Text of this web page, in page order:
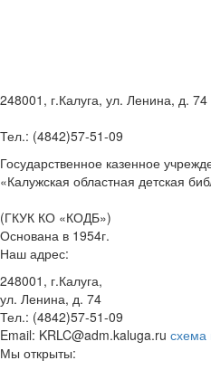
248001, г.Калуга, ул. Ленина, д. 74
Тел.: (4842)57-51-09
Государственное казенное
«Калужская областная детская
(ГКУК КО «КОДБ»)
Основана в 1954г.
Наш адрес:
248001, г.Калуга,
ул. Ленина, д. 74
Тел.: (4842)57-51-09
Email: KRLC@adm.kaluga.ru схема
Мы открыты: